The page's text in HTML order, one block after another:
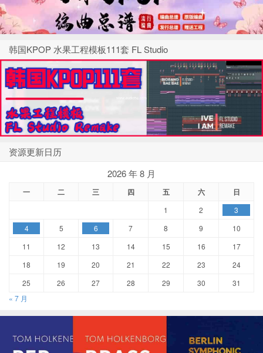
韩国KPOP 水果工程模板111套 FL Studio
资源更新日历
2026 年 8 月
一 二 三 四 五 六 日
1 2
3
4
5 6 7 8 9
10
11
12 13 14 15 16
17
18
19 20 21 22 23
24
25
26 27 28 29 30
31
« 7 月